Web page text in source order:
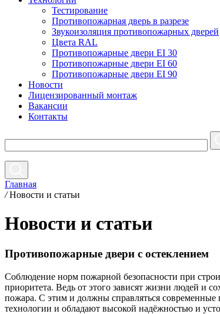
Тестирование
Противопожарная дверь в разрезе
Звукоизоляция противопожарных дверей
Цвета RAL
Противопожарные двери EI 30
Противопожарные двери EI 60
Противопожарные двери EI 90
Новости
Лицензированный монтаж
Вакансии
Контакты
Главная
/ Новости и статьи
Новости и статьи
Противопожарные двери с остеклением
Соблюдение норм пожарной безопасности при
приоритета. Ведь от этого зависят жизни людей и
пожара. С этим и должны справляться
технологии и обладают высокой надёжностью и